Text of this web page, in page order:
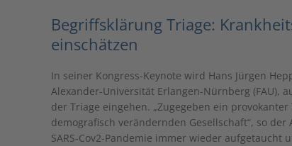
Begriffsklärung Triage:
einschätzen
In seiner Kongress-Keynote wird Hans Jürgen
Alexander-Universität Erlangen-Nürnberg (FAU),
der Triage eingehen. „Zugegeben ein
demografisch verändernden Gesellschaft“, so
SARS-Cov2-Pandemie immer wieder